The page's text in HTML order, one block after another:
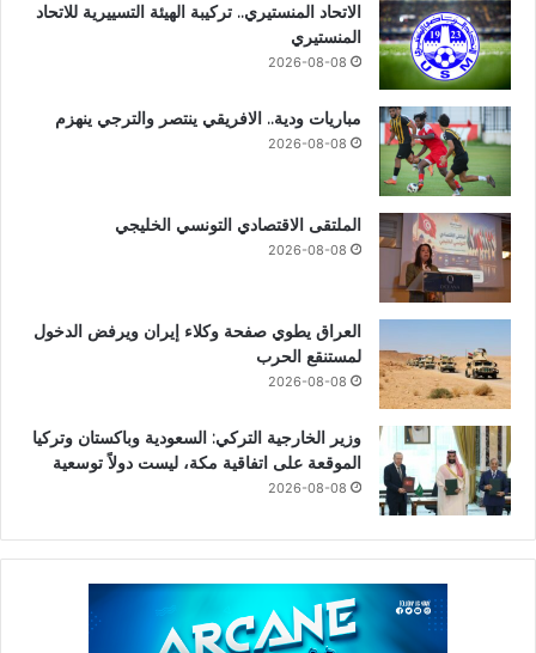
الاتحاد المنستيري.. تركيبة الهيئة التسييرية للاتحاد
المنستيري
2026-08-08
مباريات ودية.. الافريقي ينتصر والترجي ينهزم
2026-08-08
الملتقى الاقتصادي التونسي الخليجي
2026-08-08
العراق يطوي صفحة وكلاء إيران ويرفض الدخول
لمستنقع الحرب
2026-08-08
وزير الخارجية التركي: السعودية وباكستان وتركيا
الموقعة على اتفاقية مكة، ليست دولاً توسعية
2026-08-08